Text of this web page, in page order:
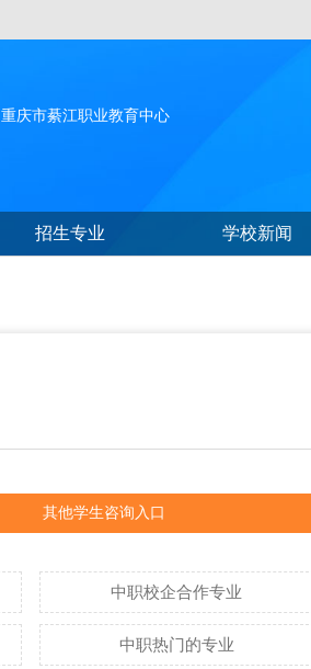
重庆市綦江职业教育中心
招生专业 学校新闻
其他学生咨询入口
中职校企合作专业
中职热门的专业